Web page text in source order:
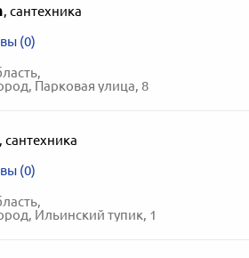
, сантехника
(0)
Парковая улица, 8
сантехника
(0)
Ильинский тупик, 1